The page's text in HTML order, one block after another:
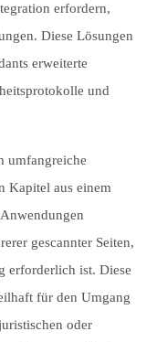
erfordern,
Diese Lösungen
erweiterte
und
umfangreiche
Kapitel aus einem
gescannter Seiten,
erforderlich ist. Diese
für den Umgang
oder